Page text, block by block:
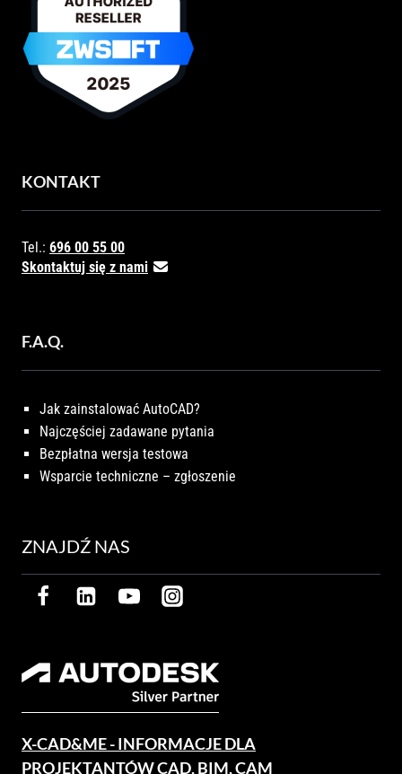
KONTAKT
Tel.: 696 00 55 00
Skontaktuj się z nami
F.A.Q.
Jak zainstalować AutoCAD?
Najczęściej zadawane pytania
Bezpłatna wersja testowa
Wsparcie techniczne – zgłoszenie
ZNAJDŹ NAS
X-CAD&ME - INFORMACJE DLA
PROJEKTANTÓW CAD, BIM, CAM